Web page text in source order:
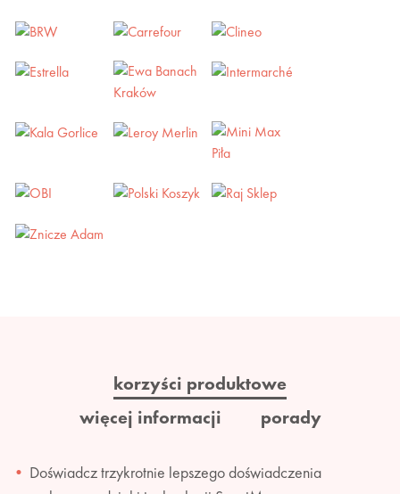
korzyści produktowe
więcej informacji
porady
Doświadcz trzykrotnie lepszego doświadczenia